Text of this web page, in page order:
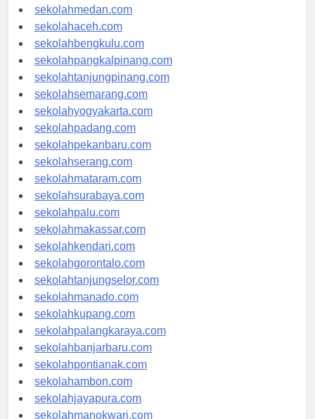
sekolahjakarta.com
sekolahmedan.com
sekolahaceh.com
sekolahbengkulu.com
sekolahpangkalpinang.com
sekolahtanjungpinang.com
sekolahsemarang.com
sekolahyogyakarta.com
sekolahpadang.com
sekolahpekanbaru.com
sekolahserang.com
sekolahmataram.com
sekolahsurabaya.com
sekolahpalu.com
sekolahmakassar.com
sekolahkendari.com
sekolahgorontalo.com
sekolahtanjungselor.com
sekolahmanado.com
sekolahkupang.com
sekolahpalangkaraya.com
sekolahbanjarbaru.com
sekolahpontianak.com
sekolahambon.com
sekolahjayapura.com